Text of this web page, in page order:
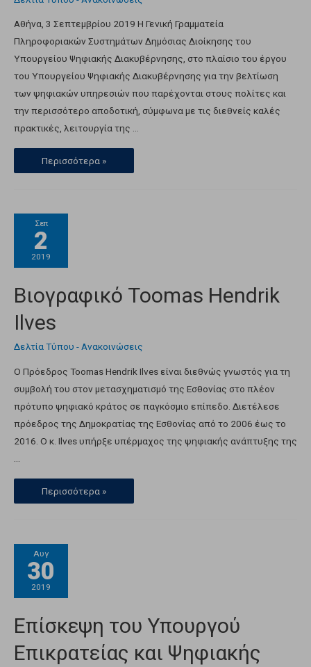
Αθήνα, 3 Σεπτεμβρίου 2019 Η Γενική Γραμματεία
Πληροφοριακών Συστημάτων Δημόσιας Διοίκησης του
Υπουργείου Ψηφιακής Διακυβέρνησης, στο πλαίσιο του έργου
του Υπουργείου Ψηφιακής Διακυβέρνησης για την βελτίωση
των ψηφιακών υπηρεσιών που παρέχονται στους πολίτες και
την περισσότερο αποδοτική, σύμφωνα με τις διεθνείς καλές
πρακτικές, λειτουργία της …
Περισσότερα »
Σεπ
2
2019
Βιογραφικό Toomas Hendrik
Ilves
Δελτία Τύπου - Ανακοινώσεις
Ο Πρόεδρος Toomas Hendrik Ilves είναι διεθνώς γνωστός για τη
συμβολή του στον μετασχηματισμό της Εσθονίας στο πλέον
πρότυπο ψηφιακό κράτος σε παγκόσμιο επίπεδο. Διετέλεσε
πρόεδρος της Δημοκρατίας της Εσθονίας από το 2006 έως το
2016. Ο κ. Ilves υπήρξε υπέρμαχος της ψηφιακής ανάπτυξης της
Περισσότερα »
Αυγ
30
2019
Επίσκεψη του Υπουργού
Επικρατείας και Ψηφιακής